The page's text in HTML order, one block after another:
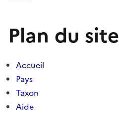
Plan du site
Accueil
Pays
Taxon
Aide